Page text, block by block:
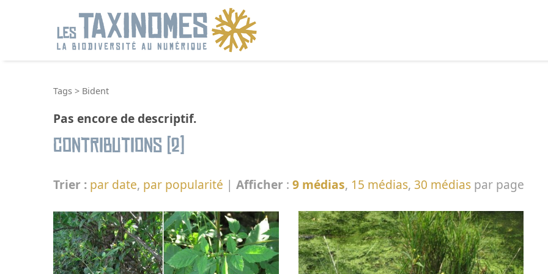
Tags > Bident
Pas encore de descriptif.
Contributions (2)
Trier : par date, par popularité | Afficher : 9 médias, 15 médias, 30 médias par page